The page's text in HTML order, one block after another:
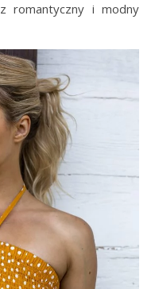
romantyczny i modny